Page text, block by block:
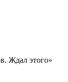
Ждал этого»